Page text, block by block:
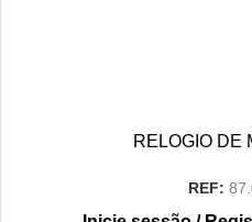
RELOGIO DE
REF: